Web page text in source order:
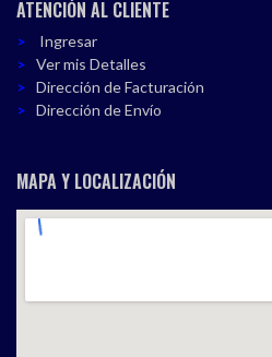
ATENCIÓN AL CLIENTE
Ingresar
Ver mis Detalles
Dirección de Facturación
Dirección de Envío
MAPA Y LOCALIZACIÓN